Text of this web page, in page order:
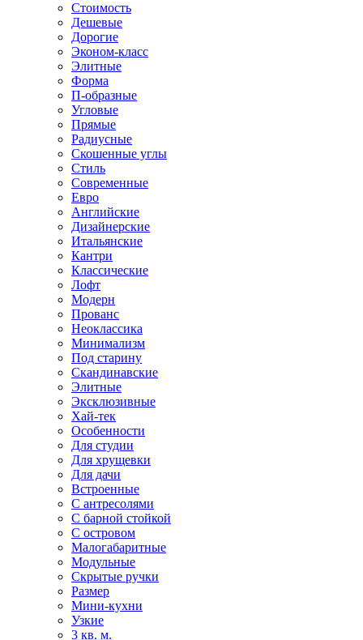
Стоимость
Дешевые
Дорогие
Эконом-класс
Элитные
Форма
П-образные
Угловые
Прямые
Радиусные
Скошенные углы
Стиль
Современные
Евро
Английские
Дизайнерские
Итальянские
Кантри
Классические
Лофт
Модерн
Прованс
Неоклассика
Минимализм
Под старину
Скандинавские
Элитные
Эксклюзивные
Хай-тек
Особенности
Для студии
Для хрущевки
Для дачи
Встроенные
С антресолями
С барной стойкой
С островом
Малогабаритные
Модульные
Скрытые ручки
Размер
Мини-кухни
Узкие
3 кв. м.